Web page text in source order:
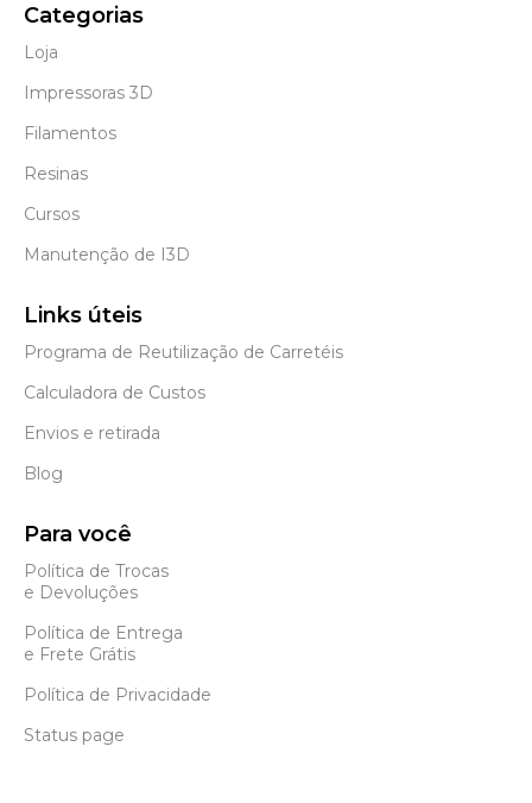
Categorias
Loja
Impressoras 3D
Filamentos
Resinas
Cursos
Manutenção de I3D
Links úteis
Programa de Reutilização de Carretéis
Calculadora de Custos
Envios e retirada
Blog
Para você
Política de Trocas
e Devoluções
Política de Entrega
e Frete Grátis
Política de Privacidade
Status page